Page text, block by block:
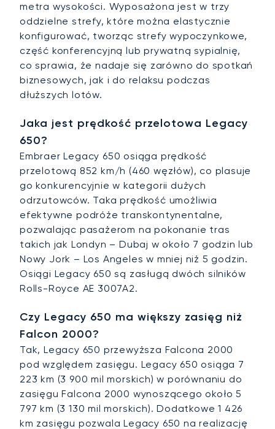
metra wysokości. Wyposażona jest w trzy
oddzielne strefy, które można elastycznie
konfigurować, tworząc strefy wypoczynkowe,
część konferencyjną lub prywatną sypialnię,
co sprawia, że nadaje się zarówno do spotkań
biznesowych, jak i do relaksu podczas
dłuższych lotów.
Jaka jest prędkość przelotowa Legacy
650?
Embraer Legacy 650 osiąga prędkość
przelotową 852 km/h (460 węzłów), co plasuje
go konkurencyjnie w kategorii dużych
odrzutowców. Taka prędkość umożliwia
efektywne podróże transkontynentalne,
pozwalając pasażerom na pokonanie tras
takich jak Londyn – Dubaj w około 7 godzin lub
Nowy Jork – Los Angeles w mniej niż 5 godzin.
Osiągi Legacy 650 są zasługą dwóch silników
Rolls-Royce AE 3007A2.
Czy Legacy 650 ma większy zasięg niż
Falcon 2000?
Tak, Legacy 650 przewyższa Falcona 2000
pod względem zasięgu. Legacy 650 osiąga 7
223 km (3 900 mil morskich) w porównaniu do
zasięgu Falcona 2000 wynoszącego około 5
797 km (3 130 mil morskich). Dodatkowe 1 426
km zasięgu pozwala Legacy 650 na realizację